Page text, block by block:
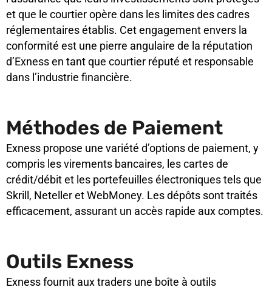
et que le courtier opère dans les limites des cadres
réglementaires établis. Cet engagement envers la
conformité est une pierre angulaire de la réputation
d’Exness en tant que courtier réputé et responsable
dans l’industrie financière.
Méthodes de Paiement
Exness propose une variété d’options de paiement, y
compris les virements bancaires, les cartes de
crédit/débit et les portefeuilles électroniques tels que
Skrill, Neteller et WebMoney. Les dépôts sont traités
efficacement, assurant un accès rapide aux comptes.
Outils Exness
Exness fournit aux traders une boîte à outils